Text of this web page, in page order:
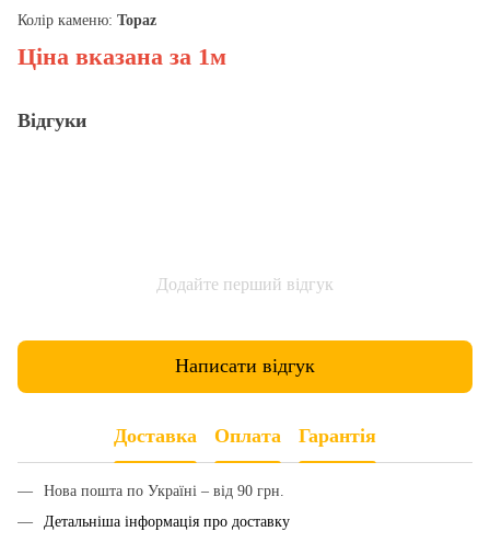
Колір каменю: Topaz
Ціна вказана за 1м
Відгуки
Додайте перший відгук
Написати відгук
Доставка Оплата Гарантія
Нова пошта по Україні – від 90 грн.
Детальніша інформація про доставку